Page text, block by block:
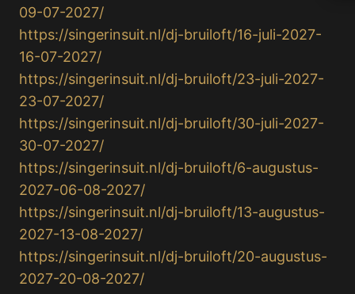
09-07-2027/
https://singerinsuit.nl/dj-bruiloft/16-juli-2027-
16-07-2027/
https://singerinsuit.nl/dj-bruiloft/23-juli-2027-
23-07-2027/
https://singerinsuit.nl/dj-bruiloft/30-juli-2027-
30-07-2027/
https://singerinsuit.nl/dj-bruiloft/6-augustus-
2027-06-08-2027/
https://singerinsuit.nl/dj-bruiloft/13-augustus-
2027-13-08-2027/
https://singerinsuit.nl/dj-bruiloft/20-augustus-
2027-20-08-2027/